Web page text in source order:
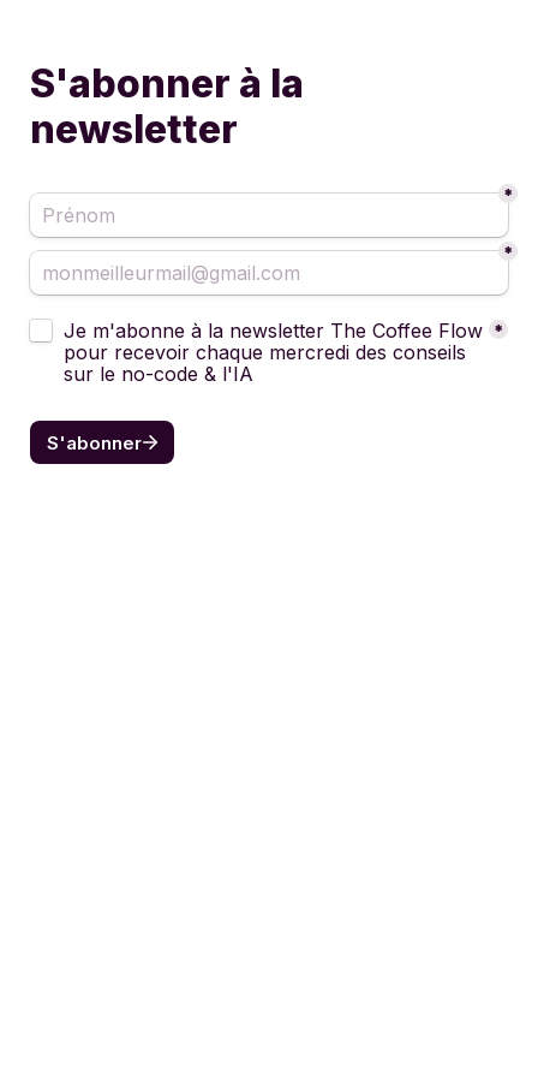
S'abonner à la
newsletter
*
*
Untitled checkboxes field
Je m'abonne à la newsletter The Coffee Flow
pour recevoir chaque mercredi des conseils
sur le no-code & l'IA
*
S'abonner